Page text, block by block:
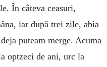
În câteva ceasuri,
iar după trei zile, abia
puteam merge. Acuma
optzeci de ani, urc la